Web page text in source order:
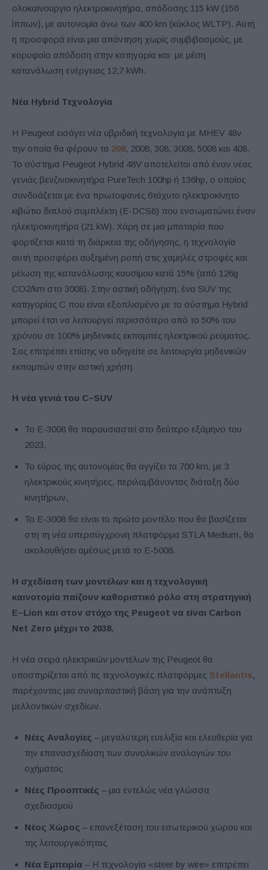
ολοκαίνουργιο ηλεκτροκινητήρα, απόδοσης 115 kW (156
ίππων), με αυτονομία άνω των 400 km (κύκλος WLTP). Αυτή
η προσφορά είναι μια απάντηση χωρίς συμβιβασμούς, με
κορυφαία απόδοση στην κατηγορία και με μέση
κατανάλωση ενέργειας 12,7 kWh.
Νέα Hybrid Τεχνολογία
Η Peugeot εισάγει νέα υβριδική τεχνολογία με MHEV 48v
την οποία θα φέρουν τα 208, 2008, 308, 3008, 5008 και 408.
Το σύστημα Peugeot Hybrid 48V αποτελείται από έναν νέας
γενιάς βενζινοκινητήρα PureTech 100hp ή 136hp, ο οποίος
συνδυάζεται με ένα πρωτοφανές 6τάχυτο ηλεκτροκίνητο
κιβώτιο διπλού συμπλέκτη (E-DCS6) που ενσωματώνει έναν
ηλεκτροκινητήρα (21 kW). Χάρη σε μια μπαταρία που
φορτίζεται κατά τη διάρκεια της οδήγησης, η τεχνολογία
αυτή προσφέρει αυξημένη ροπή στις χαμηλές στροφές και
μείωση της κατανάλωσης καυσίμου κατά 15% (από 126g
CO2/km στο 3008). Στην αστική οδήγηση, ένα SUV της
κατηγορίας C που είναι εξοπλισμένο με το σύστημα Hybrid
μπορεί έτσι να λειτουργεί περισσότερο από το 50% του
χρόνου σε 100% μηδενικές εκπομπές ηλεκτρικού ρεύματος.
Σας επιτρέπει επίσης να οδηγείτε σε λειτουργία μηδενικών
εκπομπών στην αστική χρήση.
Η νέα γενιά του C–SUV
Το E-3008 θα παρουσιαστεί στο δεύτερο εξάμηνο του
2023,
Το εύρος της αυτονομίας θα αγγίζει τα 700 km, με 3
ηλεκτρικούς κινητήρες, περιλαμβάνοντας διάταξη δύο
κινητήρων,
Το E-3008 θα είναι το πρώτο μοντέλο που θα βασίζεται
στη τη νέα υπερσύγχρονη πλατφόρμα STLA Medium, θα
ακολουθήσει αμέσως μετά το E-5008.
Η σχεδίαση των μοντέλων και η τεχνολογική
καινοτομία παίζουν καθοριστικό ρόλο στη στρατηγική
E–Lion και στον στόχο της Peugeot να είναι Carbon
Net Zero μέχρι το 2038.
Η νέα σειρά ηλεκτρικών μοντέλων της Peugeot θα
υποστηρίζεται από τις τεχνολογικές πλατφόρμες Stellantis,
παρέχοντας μια συναρπαστική βάση για την ανάπτυξη
μελλοντικών σχεδίων.
Νέες Αναλογίες – μεγαλύτερη ευελιξία και ελευθερία για
την επανασχεδίαση των συνολικών αναλογιών του
οχήματος
Νέες Προοπτικές – μια εντελώς νέα γλώσσα
σχεδιασμού
Νέος Χώρος – επανεξέταση του εσωτερικού χώρου και
της λειτουργικότητας
Νέα Εμπειρία – Η τεχνολογία «steer by wire» επιτρέπει